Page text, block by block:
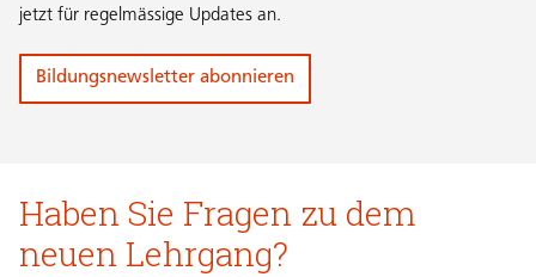
jetzt für regelmässige Updates an.
Bildungsnewsletter abonnieren
Haben Sie Fragen zu dem
neuen Lehrgang?